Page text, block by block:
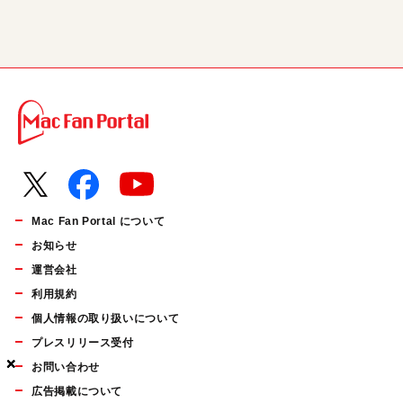
×
×
×
Mac Fan Portal について
お知らせ
運営会社
利用規約
個人情報の取り扱いについて
プレスリリース受付
お問い合わせ
広告掲載について